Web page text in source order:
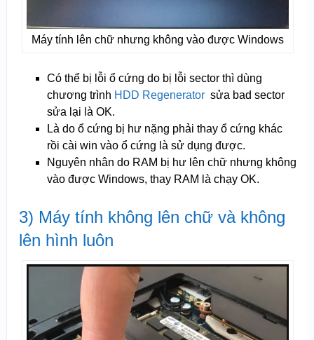
Máy tính lên chữ nhưng không vào được Windows
Có thể bị lỗi ổ cứng do bị lỗi sector thì dùng
chương trình HDD Regenerator sửa bad sector
sửa lại là OK.
Là do ổ cứng bị hư nặng phải thay ổ cứng khác
rồi cài win vào ổ cứng là sử dụng được.
Nguyên nhân do RAM bị hư lên chữ nhưng không
vào được Windows, thay RAM là chạy OK.
3) Máy tính không lên chữ và không
lên hình luôn